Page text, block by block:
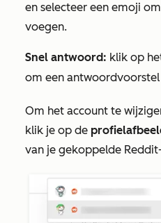
en selecteer een emoji
voegen.
Snel antwoord: klik op
om een
Om het account te
klik je op de
van je gekoppelde